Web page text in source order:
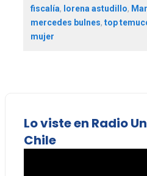
fiscalía, lorena astudillo,
mercedes bulnes, top
mujer
Lo viste en Radio
Chile